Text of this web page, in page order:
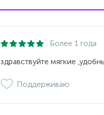
Более 1 года
здравствуйте мягкие
Поддерживаю